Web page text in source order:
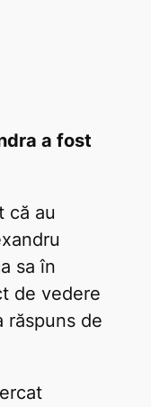
a fost
că au
sa în
de vedere
răspuns de